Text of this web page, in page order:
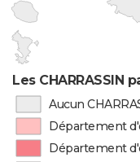
Les CHARRASSIN
Aucun
Département
Département